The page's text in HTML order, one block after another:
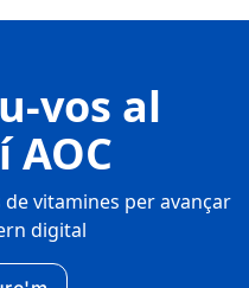
vos al
vitamines per avançar
digital